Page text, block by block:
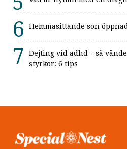
Hemmasittande son
Dejting vid adhd – så
styrkor: 6 tips